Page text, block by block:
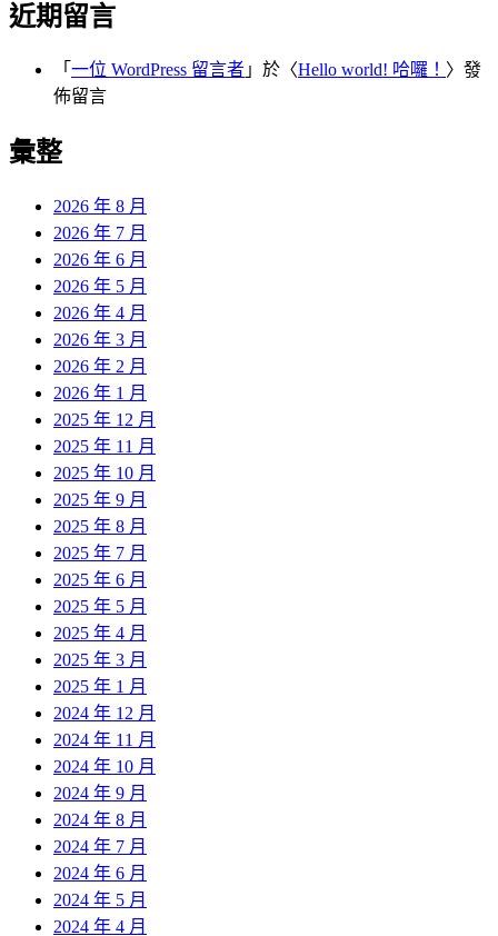
近期留言
「 一位 WordPress 留言者 」於〈Hello world! 哈囉！ 〉發
佈留言
彙整
2026 年 8 月
2026 年 7 月
2026 年 6 月
2026 年 5 月
2026 年 4 月
2026 年 3 月
2026 年 2 月
2026 年 1 月
2025 年 12 月
2025 年 11 月
2025 年 10 月
2025 年 9 月
2025 年 8 月
2025 年 7 月
2025 年 6 月
2025 年 5 月
2025 年 4 月
2025 年 3 月
2025 年 1 月
2024 年 12 月
2024 年 11 月
2024 年 10 月
2024 年 9 月
2024 年 8 月
2024 年 7 月
2024 年 6 月
2024 年 5 月
2024 年 4 月